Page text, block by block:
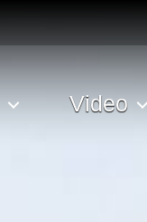
Video